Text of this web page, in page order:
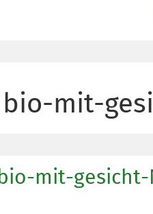
mit-
mit-gesicht-